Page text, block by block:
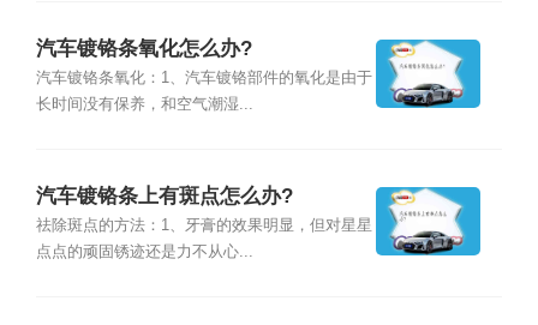
汽车镀铬条氧化怎么办?
汽车镀铬条氧化：1、汽车镀铬部件的氧化是由于
长时间没有保养，和空气潮湿...
汽车镀铬条上有斑点怎么办?
祛除斑点的方法：1、牙膏的效果明显，但对星星
点点的顽固锈迹还是力不从心...